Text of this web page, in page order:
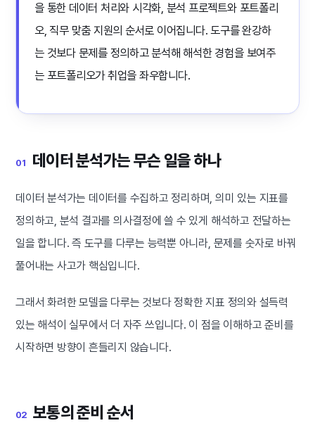
을 통한 데이터 처리와 시각화, 분석 프로젝트와 포트폴리
오, 직무 맞춤 지원의 순서로 이어집니다. 도구를 완강하
는 것보다 문제를 정의하고 분석해 해석한 경험을 보여주
는 포트폴리오가 취업을 좌우합니다.
01 데이터 분석가는 무슨 일을 하나
데이터 분석가는 데이터를 수집하고 정리하며, 의미 있는 지표를
정의하고, 분석 결과를 의사결정에 쓸 수 있게 해석하고 전달하는
일을 합니다. 즉 도구를 다루는 능력뿐 아니라, 문제를 숫자로 바꿔
풀어내는 사고가 핵심입니다.
그래서 화려한 모델을 다루는 것보다 정확한 지표 정의와 설득력
있는 해석이 실무에서 더 자주 쓰입니다. 이 점을 이해하고 준비를
시작하면 방향이 흔들리지 않습니다.
02 보통의 준비 순서